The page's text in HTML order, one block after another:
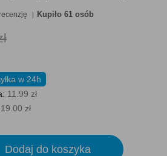
Kupiło 61 osób
w 24h
11.99 zł
19.00 zł
Dodaj do koszyka